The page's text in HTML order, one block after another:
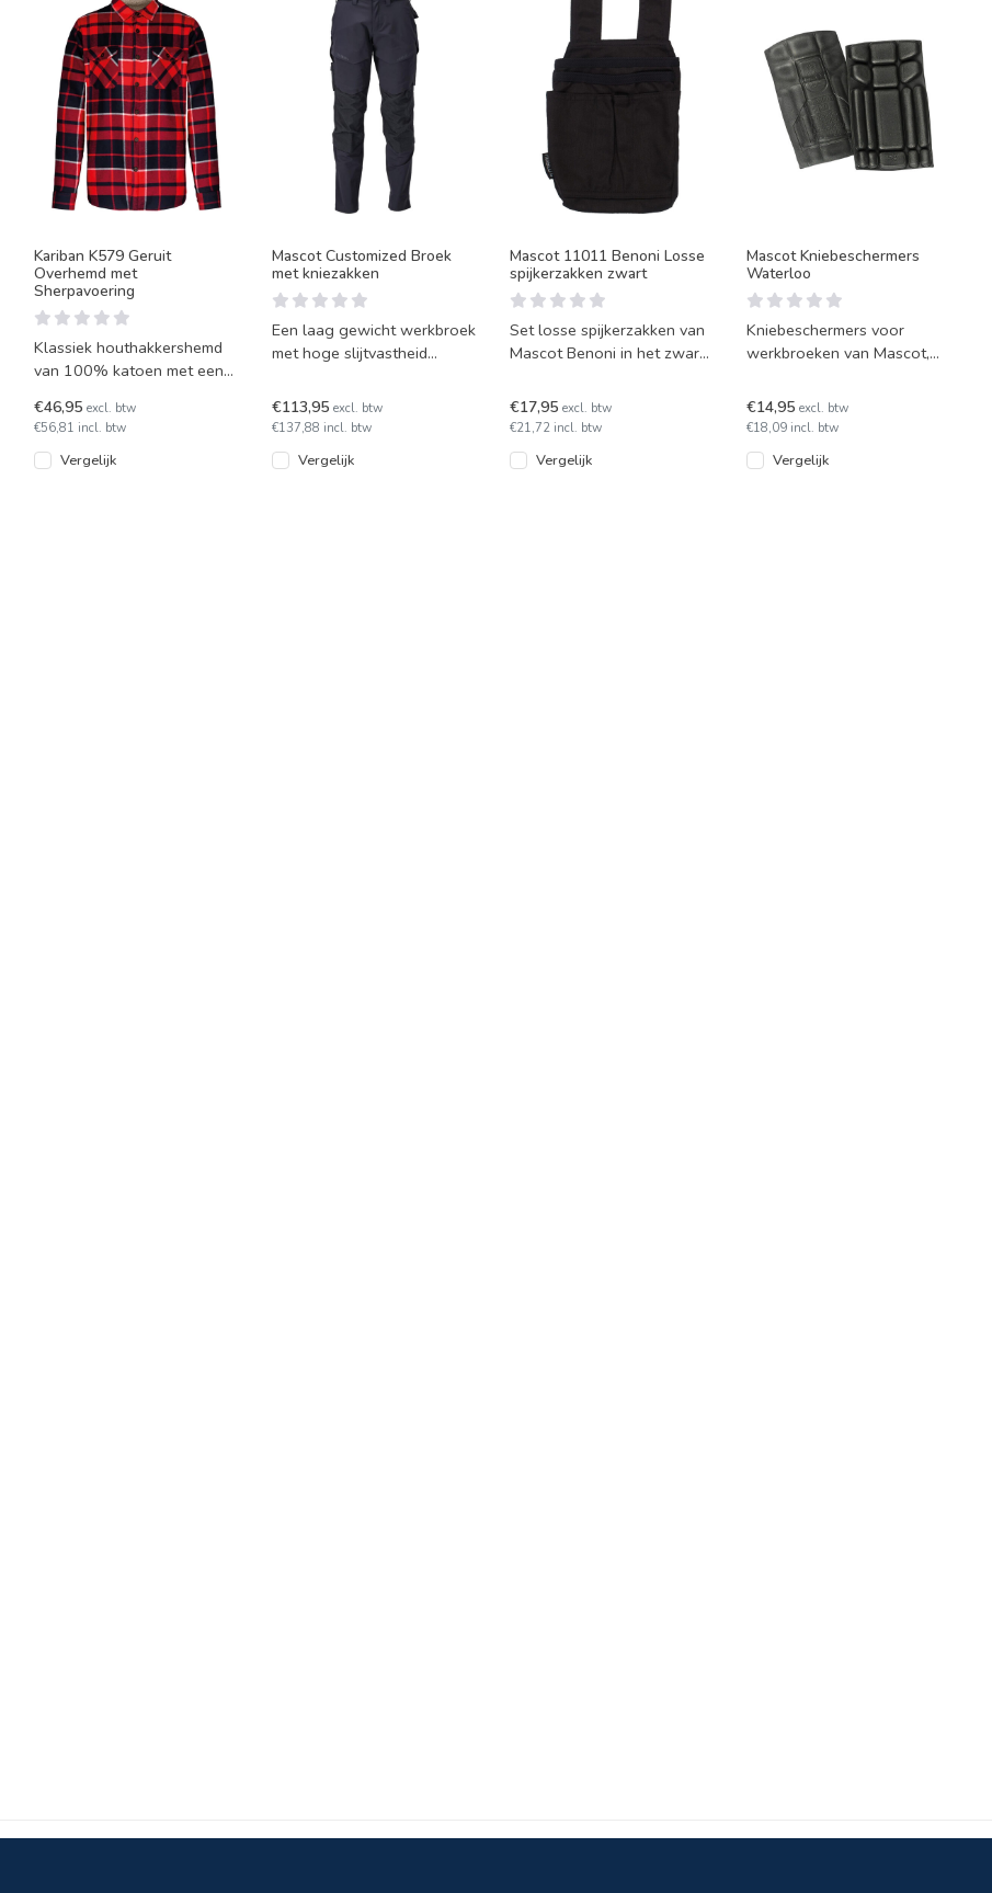
Kariban K579 Geruit
Overhemd met
Sherpavoering
Klassiek houthakkershemd
van 100% katoen met een
vachtvoering, ook in de
mouwen.
€46,95excl. btw
€56,81 incl. btw
Vergelijk
Mascot Customized Broek
met kniezakken
Een laag gewicht werkbroek
met hoge slijtvastheid
werkzaamheden. De ulti
€113,95 excl. btw
€137,88 incl. btw
Vergelijk
Mascot 11011 Benoni Losse
spijkerzakken zwart
Set losse spijkerzakken van
Mascot Benoni in het zwart.
bijvoorbeeld te gebr
€17,95 excl. btw
€21,72 incl. btw
Vergelijk
Mascot Kniebeschermers
Waterloo
Kniebeschermers voor
werkbroeken van Mascot,
kniebeschermers zijn lang
van mode
€14,95excl. btw
€18,09 incl. btw
Vergelijk